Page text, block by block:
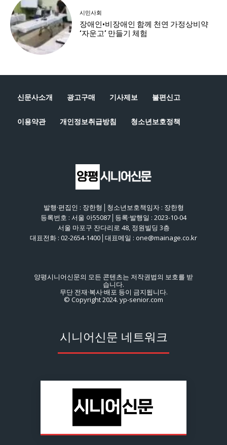
신문사소개 광고구매 기사제보 불편신고
이용약관 개인정보취급방침 청소년보호정책
발행·편집인 : 장한형│청소년보호책임자 : 장한형
등록번호 : 서울 아55087│등록·발행일 : 2023-10-04
서울 마포구 잔다리로 48, 정원빌딩 3층
대표전화 : 02-2654-1400│대표메일 : one@mainage.co.kr
양평시니어신문의 모든 콘텐츠는 저작권법의 보호를 받
습니다.
무단 전재·복사·배포 등이 금지됩니다.
© Copyright 2024. yp-senior.com
시니어신문 네트워크